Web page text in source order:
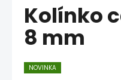
Kolínko
8 mm
NOVINKA